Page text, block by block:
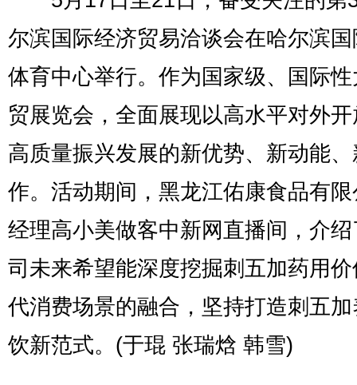
尔滨国际经济贸易洽谈会在哈尔滨
体育中心举行。作为国家级、国际
贸展览会，全面展现以高水平对外
高质量振兴发展的新优势、新动能
作。活动期间，黑龙江佑康食品有
经理高小美做客中新网直播间，介
司未来希望能深度挖掘刺五加药用
代消费场景的融合，坚持打造刺五
饮新范式。(于琨 张瑞焓 韩雪)